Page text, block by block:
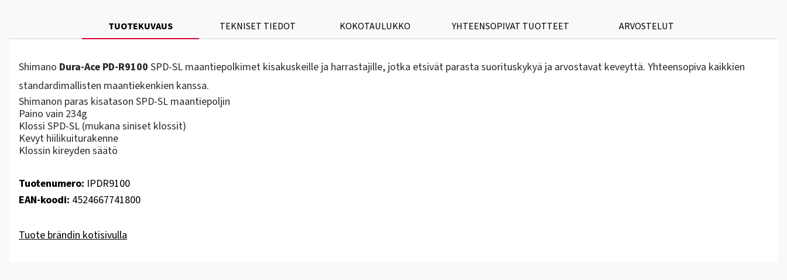
TUOTEKUVAUS TEKNISET TIEDOT KOKOTAULUKKO YHTEENSOPIVAT TUOTTEET ARVOSTELUT
Shimano Dura-Ace PD-R9100 SPD-SL maantiepolkimet kisakuskeille ja harrastajille, jotka etsivät parasta suorituskykyä ja arvostavat keveyttä. Yhteensopiva kaikkien
standardimallisten maantiekenkien kanssa.
Shimanon paras kisatason SPD-SL maantiepoljin
Paino vain 234g
Klossi SPD-SL (mukana siniset klossit)
Kevyt hiilikuiturakenne
Klossin kireyden säätö
Tuotenumero: IPDR9100
EAN-koodi: 4524667741800
Tuote brändin kotisivulla